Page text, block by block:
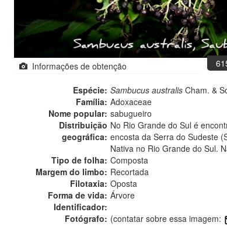
Informações de obtenção
Espécie: Sambucus australis Cham. &
Família: Adoxaceae
Nome popular: sabugueiro
Distribuição
geográfica:
No Rio Grande do Sul é
encosta da Serra do Sudeste
Nativa no Rio Grande do Sul.
Tipo de folha: Composta
Margem do limbo: Recortada
Filotaxia: Oposta
Forma de vida: Árvore
Identificador:
Fotógrafo: (contatar sobre essa imagem: